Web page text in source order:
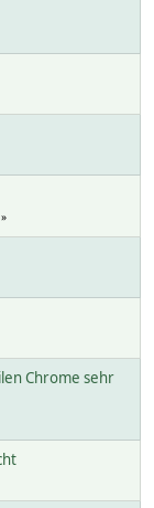
Chrome sehr